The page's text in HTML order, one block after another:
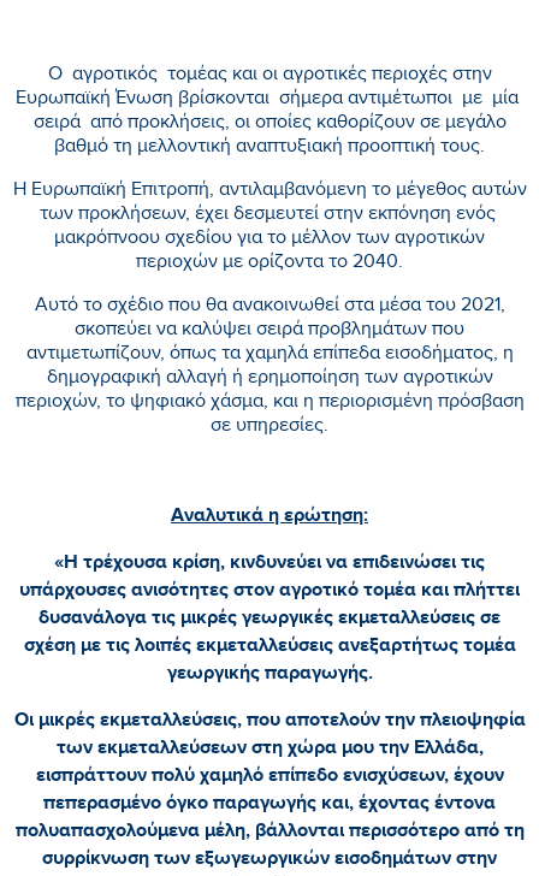
Ο αγροτικός τομέας και οι αγροτικές περιοχές στην
Ευρωπαϊκή Ένωση βρίσκονται σήμερα αντιμέτωποι με μία
σειρά από προκλήσεις, οι οποίες καθορίζουν σε μεγάλο
βαθμό τη μελλοντική αναπτυξιακή προοπτική τους.
Η Ευρωπαϊκή Επιτροπή, αντιλαμβανόμενη το μέγεθος αυτών
των προκλήσεων, έχει δεσμευτεί στην εκπόνηση ενός
μακρόπνοου σχεδίου για το μέλλον των αγροτικών
περιοχών με ορίζοντα το 2040.
Αυτό το σχέδιο που θα ανακοινωθεί στα μέσα του 2021,
σκοπεύει να καλύψει σειρά προβλημάτων που
αντιμετωπίζουν, όπως τα χαμηλά επίπεδα εισοδήματος, η
δημογραφική αλλαγή ή ερημοποίηση των αγροτικών
περιοχών, το ψηφιακό χάσμα, και η περιορισμένη πρόσβαση
σε υπηρεσίες.
Αναλυτικά η ερώτηση:
«Η τρέχουσα κρίση, κινδυνεύει να επιδεινώσει τις
υπάρχουσες ανισότητες στον αγροτικό τομέα και πλήττει
δυσανάλογα τις μικρές γεωργικές εκμεταλλεύσεις σε
σχέση με τις λοιπές εκμεταλλεύσεις ανεξαρτήτως τομέα
γεωργικής παραγωγής.
Οι μικρές εκμεταλλεύσεις, που αποτελούν την πλειοψηφία
των εκμεταλλεύσεων στη χώρα μου την Ελλάδα,
εισπράττουν πολύ χαμηλό επίπεδο ενισχύσεων, έχουν
πεπερασμένο όγκο παραγωγής και, έχοντας έντονα
πολυαπασχολούμενα μέλη, βάλλονται περισσότερο από τη
συρρίκνωση των εξωγεωργικών εισοδημάτων στην